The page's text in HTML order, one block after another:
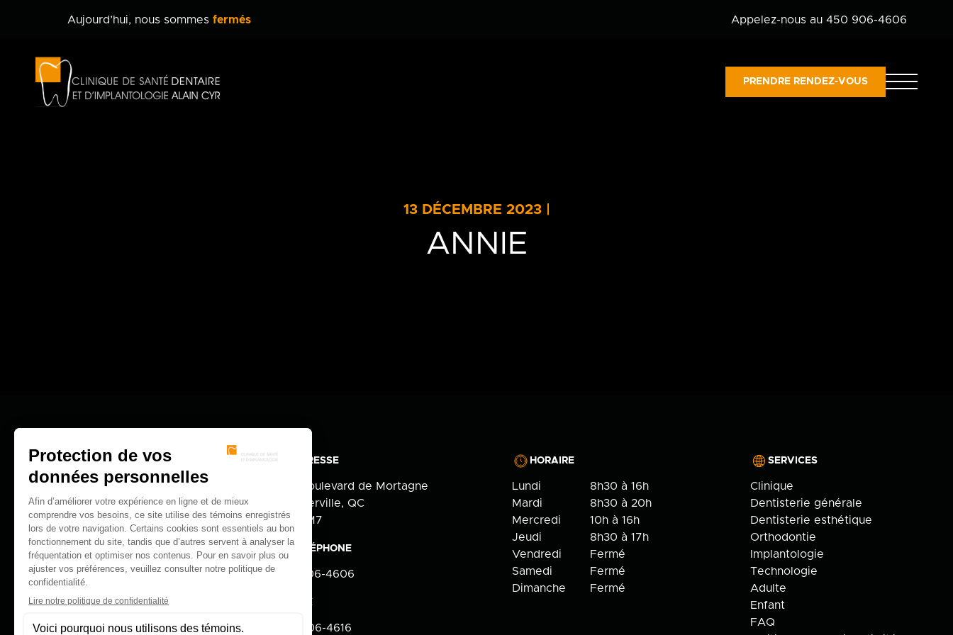
Aujourd’hui, nous sommes fermés Appelez-nous au 450 906-4606
Alain
Cyr
PRENDRE RENDEZ-VOUS
Soins dentaires
Info-patient
100 Bd de Mortagne
Boucherville, QC J4B 5M7
13 DÉCEMBRE 2023 |
ANNIE
SUIVEZ-NOUS!
fb-
logo
ADRESSE
100, Boulevard de Mortagne
Boucherville, QC
J4B 5M7
TÉLÉPHONE
450 906-4606
FAX
450-906-4616
HORAIRE
Lundi
8h30 à 16h
Mardi
8h30 à 20h
Mercredi
10h à 16h
Jeudi
8h30 à 17h
Vendredi
Fermé
Samedi
Fermé
Dimanche
Fermé
SERVICES
Clinique
Dentisterie générale
Dentisterie esthétique
Orthodontie
Implantologie
Technologie
Adulte
Enfant
FAQ